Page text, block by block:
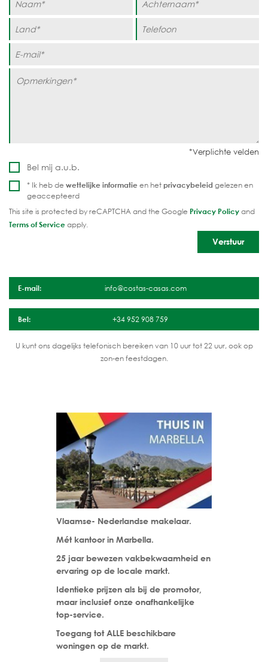
Bel mij a.u.b.
* Ik heb de wettelijke informatie en hetprivacybeleid gelezen en
geaccepteerd
This site is protected by reCAPTCHA and the Google Privacy Policyand
Terms of Serviceapply.
E-mail: info@costas-casas.com
Bel: +34 952 908 759
U kunt ons dagelijks telefonisch bereiken van 10 uur tot 22 uur, ook op
zon-en feestdagen.
Vlaamse- Nederlandse makelaar.
Mét kantoor in Marbella.
25 jaar bewezen vakbekwaamheid en
ervaring op de locale markt.
Identieke prijzen als bij de promotor,
maar inclusief onze onafhankelijke
top-service.
Toegang tot ALLE beschikbare
woningen op de markt.